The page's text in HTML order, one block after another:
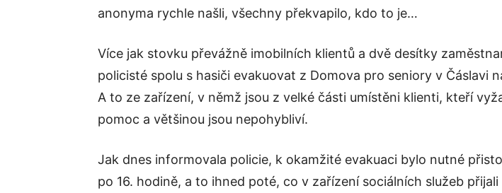
anonyma rychle našli, všechny překvapilo, kdo to je…
Více jak stovku převážně imobilních klientů a dvě desítky
policisté spolu s hasiči evakuovat z Domova pro seniory v Čáslavi
A to ze zařízení, v němž jsou z velké části umístěni klienti, kteří
pomoc a většinou jsou nepohybliví.
Jak dnes informovala policie, k okamžité evakuaci bylo nutné
po 16. hodině, a to ihned poté, co v zařízení sociálních služeb